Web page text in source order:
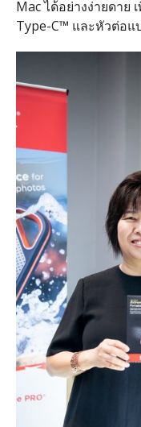
Mac ได้อย่างง่ายดาย
Type-C™ และหัวต่อแ